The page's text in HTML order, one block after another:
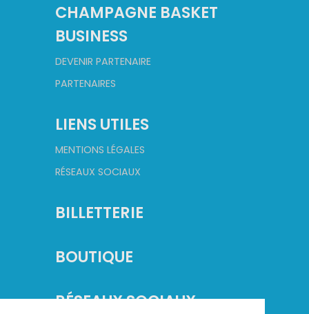
CHAMPAGNE BASKET
BUSINESS
DEVENIR PARTENAIRE
PARTENAIRES
LIENS UTILES
MENTIONS LÉGALES
RÉSEAUX SOCIAUX
BILLETTERIE
BOUTIQUE
RÉSEAUX SOCIAUX